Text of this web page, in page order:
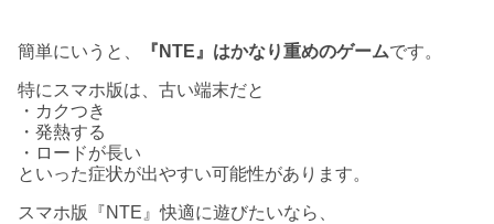
簡単にいうと、 『NTE』はかなり重めのゲームです。
特にスマホ版は、古い端末だと
・カクつき
・発熱する
・ロードが長い
といった症状が出やすい可能性があります。
スマホ版『NTE』快適に遊びたいなら、